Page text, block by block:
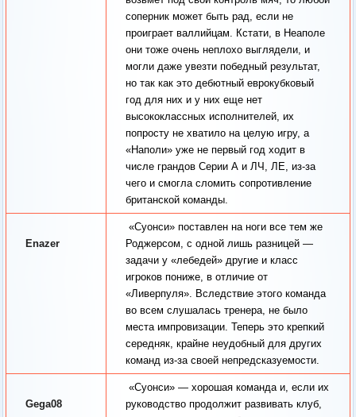
соперник может быть рад, если не
проиграет валлийцам. Кстати, в Неаполе
они тоже очень неплохо выглядели, и
могли даже увезти победный результат,
но так как это дебютный еврокубковый
год для них и у них еще нет
высококлассных исполнителей, их
попросту не хватило на целую игру, а
«Наполи» уже не первый год ходит в
числе грандов Серии А и ЛЧ, ЛЕ, из-за
чего и смогла сломить сопротивление
британской команды.
Enazer
«Суонси» поставлен на ноги все тем же
Роджерсом, с одной лишь разницей —
задачи у «лебедей» другие и класс
игроков пониже, в отличие от
«Ливерпуля». Вследствие этого команда
во всем слушалась тренера, не было
места импровизации. Теперь это крепкий
середняк, крайне неудобный для других
команд из-за своей непредсказуемости.
Gega08
«Суонси» — хорошая команда и, если их
руководство продолжит развивать клуб,